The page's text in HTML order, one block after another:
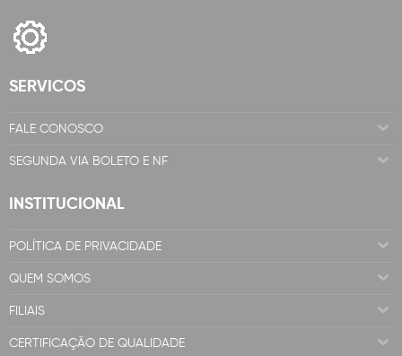
SERVICOS
FALE CONOSCO
SEGUNDA VIA BOLETO E NF
INSTITUCIONAL
POLÍTICA DE PRIVACIDADE
QUEM SOMOS
FILIAIS
CERTIFICAÇÃO DE QUALIDADE